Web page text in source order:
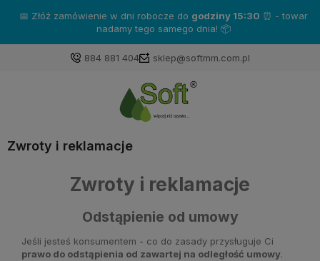
📅 Złóż zamówienie w dni robocze do godziny 15:30⏰ - towar
nadamy tego samego dnia! 📦
884 881 404 sklep@softmm.com.pl
Zwroty i reklamacje
Zwroty i reklamacje
Odstąpienie od umowy
Jeśli jesteś konsumentem - co do zasady przysługuje Ci
prawo do odstąpienia od zawartej na odległość umowy.